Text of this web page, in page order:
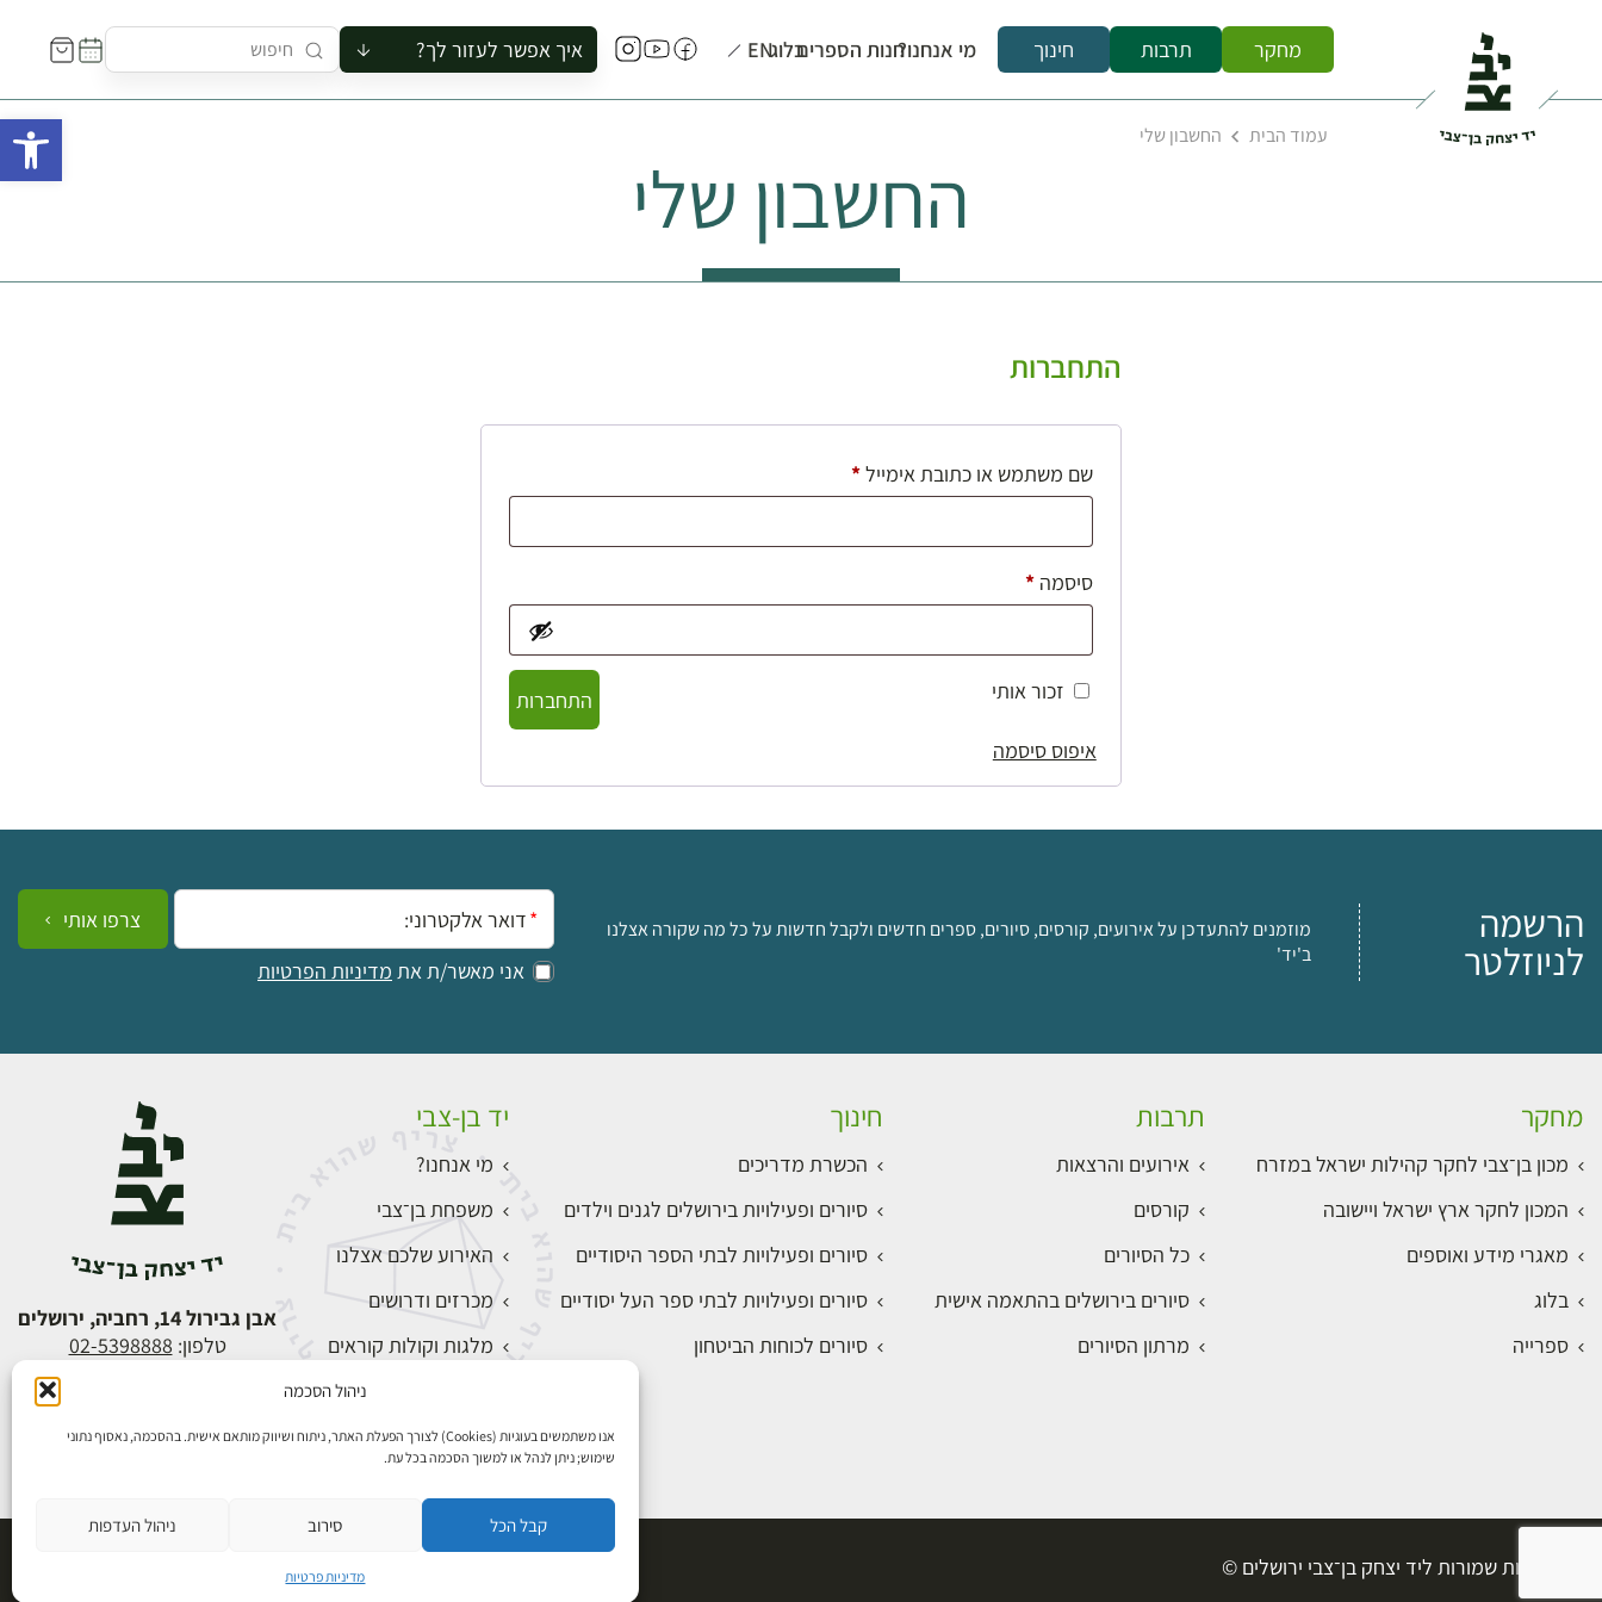
ניהול הסכמה
אנו משתמשים בעוגיות (Cookies) לצורך הפעלת האתר, ניתוח ושיווק מותאם אישית. בהסכמה, נאסוף נתוני
שימוש; ניתן לנהל או למשוך הסכמה בכל עת.
קבל הכל סירוב ניהול העדפות
מדיניות פרטיות
מחקר תרבות חינוך מי אנחנו?חנות הספריםבלוגEN איך אפשר לעזור לך?
להזמין סיור לקבוצה
לתאם ביקור בצריף
עמוד הבית החשבון שלי
החשבון שלי
התחברות
שם משתמש או כתובת אימייל*חובה
סיסמה*חובה
זכור אותי
התחברות
איפוס סיסמה
הרשמה
לניוזלטר
מוזמנים להתעדכן על אירועים, קורסים, סיורים, ספרים חדשים ולקבל חדשות על כל מה שקורה אצלנו
ב'יד'
אימייל:
אני מאשר/ת את מדיניות הפרטיות
צרפו אותי
מחקר
מכון בן־צבי לחקר קהילות ישראל במזרח
המכון לחקר ארץ ישראל ויישובה
מאגרי מידע ואוספים
בלוג
ספרייה
תרבות
אירועים והרצאות
קורסים
כל הסיורים
סיורים בירושלים בהתאמה אישית
מרתון הסיורים
חינוך
הכשרת מדריכים
סיורים ופעילויות בירושלים לגנים וילדים
סיורים ופעילויות לבתי הספר היסודיים
סיורים ופעילויות לבתי ספר העל יסודיים
סיורים לכוחות הביטחון
יד בן-צבי
מי אנחנו?
משפחת בן־צבי
האירוע שלכם אצלנו
מכרזים ודרושים
מלגות וקולות קוראים
התחברות
אבן גבירול 14, רחביה, ירושלים
טלפון: 02-5398888
כל הזכויות שמורות ליד יצחק בן־צבי ירושלים ©